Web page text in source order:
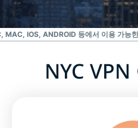
최고의 미
MAC, IOS, ANDROID 등에서 이용 가능
NYC VPN 이용 방법
NYC